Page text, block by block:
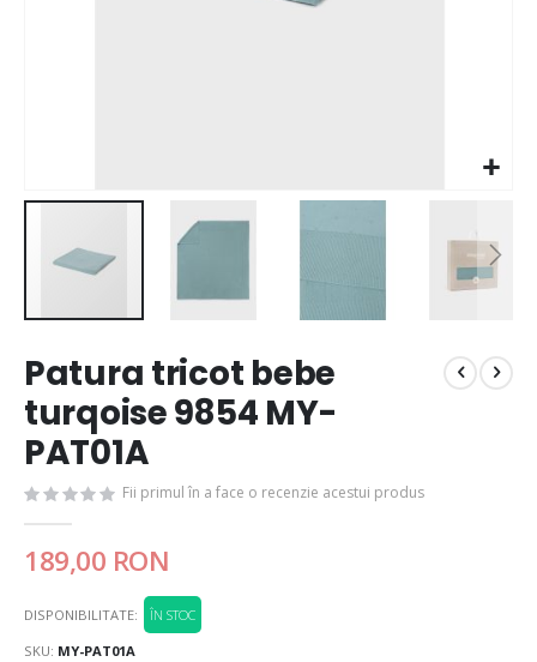
Patura tricot bebe
turqoise 9854 MY-
PAT01A
Fii primul în a face o recenzie acestui produs
189,00 RON
DISPONIBILITATE:
ÎN STOC
SKU MY-PAT01A